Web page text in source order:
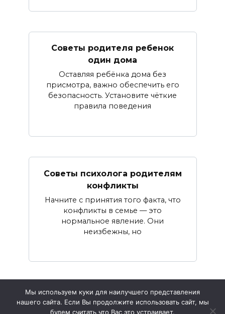
Советы родителя ребенок
один дома
Оставляя ребёнка дома без
присмотра, важно обеспечить его
безопасность. Установите чёткие
правила поведения
Советы психолога родителям
конфликты
Начните с принятия того факта, что
конфликты в семье — это
нормальное явление. Они
неизбежны, но
© 2026 Баю-Баюшки
Мы используем куки для наилучшего представления
нашего сайта. Если Вы продолжите использовать сайт, мы
будем считать что Вас это устраивает.